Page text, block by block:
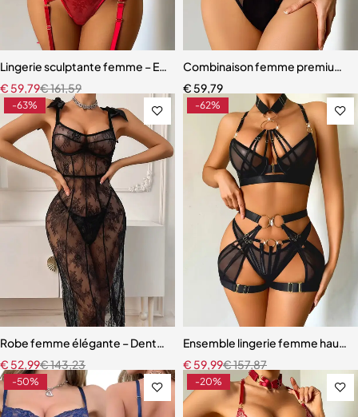
Lingerie sculptante femme – Ensemble en dentelle raffinée avec
€161,59
€ 59,79
Combinaison femme premium
€ 59,79
-63%
Robe femme élégante – Dentelle raffinée avec bretelles et coupe
€143,23
€ 52,99
-62%
Ensemble lingerie femme haut
€157,87
€ 59,99
-50% -20%